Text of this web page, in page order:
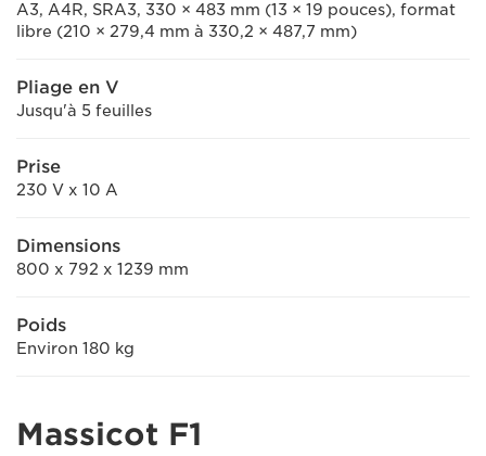
A3, A4R, SRA3, 330 × 483 mm (13 × 19 pouces), format
libre (210 × 279,4 mm à 330,2 × 487,7 mm)
Pliage en V
Jusqu'à 5 feuilles
Prise
230 V x 10 A
Dimensions
800 x 792 x 1239 mm
Poids
Environ 180 kg
Massicot F1